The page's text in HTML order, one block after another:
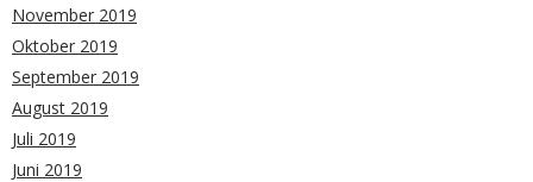
November 2019
Oktober 2019
September 2019
August 2019
Juli 2019
Juni 2019